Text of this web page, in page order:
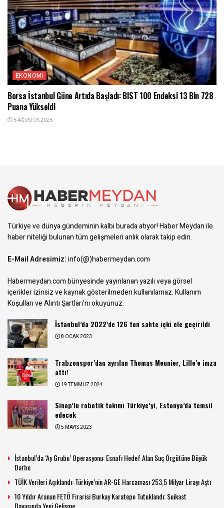
EKONOMI
Borsa İstanbul Güne Artıda Başladı: BIST 100 Endeksi 13 Bin 728
Puana Yükseldi
6 AĞUSTOS 2026
Türkiye ve dünya gündeminin kalbi burada atıyor! Haber Meydan ile
haber niteliği bulunan tüm gelişmeleri anlık olarak takip edin.
E-Mail Adresimiz:info(@)habermeydan.com
Habermeydan.com bünyesinde yayınlanan yazılı veya görsel
içerikler izinsiz ve kaynak gösterilmeden kullanılamaz.Kullanım
Koşulları ve Alıntı Şartları'nı okuyunuz.
İstanbul’da 2022’de 126 ton sahte içki ele geçirildi
8 OCAK 2023
Trabzonspor’dan ayrılan Thomas Meunier, Lille’e imza
attı!
19 TEMMUZ 2024
Sinop’lu robotik takımı Türkiye’yi, Estonya’da temsil
edecek
5 MAYIS 2023
İstanbul’da ‘Ay Grubu’ Operasyonu: Esnafı Hedef Alan Suç Örgütüne Büyük
Darbe
TÜİK Verileri Açıklandı: Türkiye’nin AR-GE Harcaması 253,5 Milyar Lirayı Aştı
10 Yıldır Aranan FETÖ Firarisi Burkay Karatepe Tutuklandı: Suikast
Davasında Yeni Gelişme